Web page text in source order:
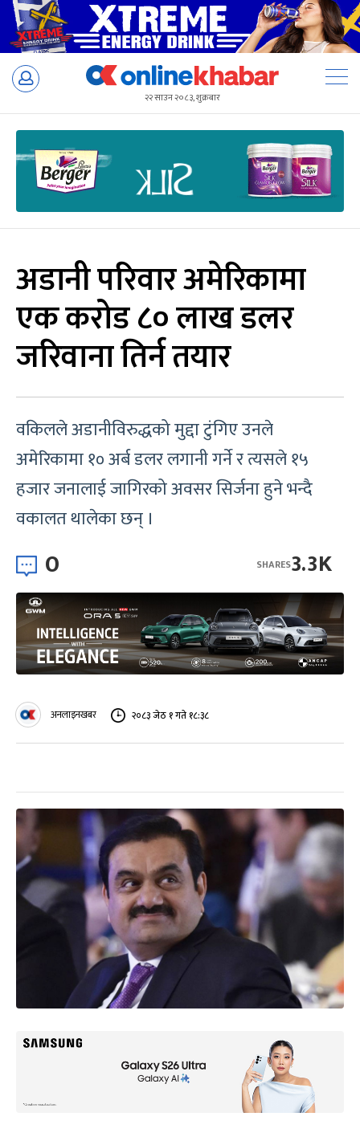
Skip
२२ साउन २०८३, शुक्रबार
अडानी परिवार अमेरिकामा
एक करोड ८० लाख डलर
जरिवाना तिर्न तयार
वकिलले अडानीविरुद्धको मुद्दा टुंगिए उनले
अमेरिकामा १० अर्ब डलर लगानी गर्ने र त्यसले १५
हजार जनालाई जागिरको अवसर सिर्जना हुने भन्दै
वकालत थालेका छन् ।
0 3.3K
SHARES
अनलाइनखबर २०८३ जेठ १ गते १८:३८